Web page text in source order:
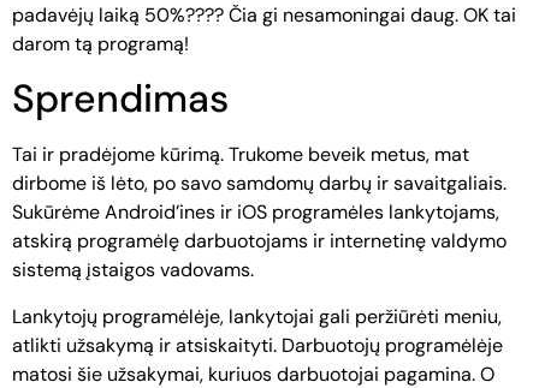
padavėjų laiką 50%???? Čia gi nesamoningai daug. OK tai
darom tą programą!
Sprendimas
Tai ir pradėjome kūrimą. Trukome beveik metus, mat
dirbome iš lėto, po savo samdomų darbų ir savaitgaliais.
Sukūrėme Android’ines ir iOS programėles lankytojams,
atskirą programėlę darbuotojams ir internetinę valdymo
sistemą įstaigos vadovams.
Lankytojų programėlėje, lankytojai gali peržiūrėti meniu,
atlikti užsakymą ir atsiskaityti. Darbuotojų programėlėje
matosi šie užsakymai, kuriuos darbuotojai pagamina. O